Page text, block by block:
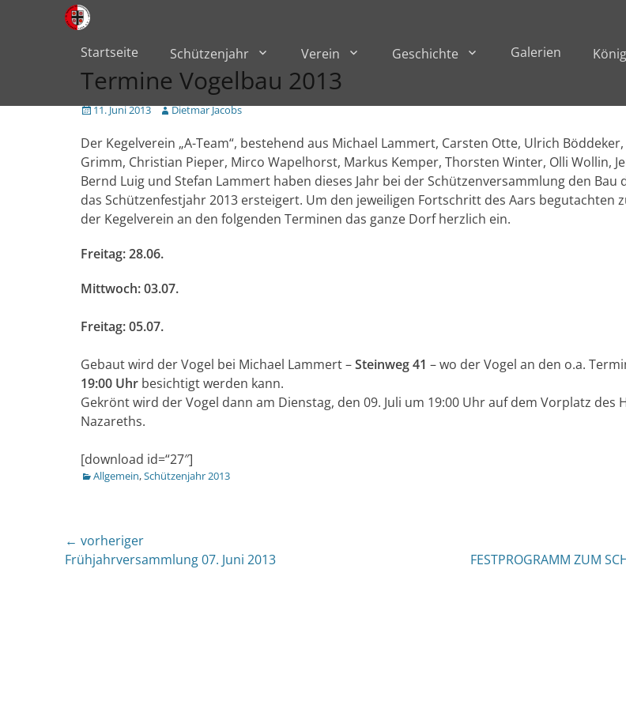
zum
Inhalt
überspringen
Primärmenü
Startseite Schützenjahr Verein Geschichte Galerien
Termine Vogelbau 2013
Veröffentlicht
11. Juni 2013 Author
Dietmar Jacobs
Der Kegelverein „A-Team“, bestehend aus Michael Lammert, Carsten Otte, Ulrich
Grimm, Christian Pieper, Mirco Wapelhorst, Markus Kemper, Thorsten Winter, Olli Wollin,
Bernd Luig und Stefan Lammert haben dieses Jahr bei der Schützenversammlung den Bau
das Schützenfestjahr 2013 ersteigert. Um den jeweiligen Fortschritt des Aars begutachten
der Kegelverein an den folgenden Terminen das ganze Dorf herzlich ein.
Freitag: 28.06.
Mittwoch: 03.07.
Freitag: 05.07.
Gebaut wird der Vogel bei Michael Lammert –Steinweg 41 – wo der Vogel an den o.a.
19:00 Uhr besichtigt werden kann.
Gekrönt wird der Vogel dann am Dienstag, den 09. Juli um 19:00 Uhr auf dem Vorplatz des
Nazareths.
[download id=“27″]
Kategorien
Allgemein,Schützenjahr 2013
Beitragsnavigation
← vorheriger
Vorheriger
Frühjahrversammlung 07. Juni 2013 FESTPROGRAMM ZUM